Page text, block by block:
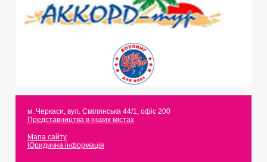
м. Черкаси вул. Смілянська 44/1, офіс 200
Представництва в інших містах
Мапа сайту
Юридична інформація